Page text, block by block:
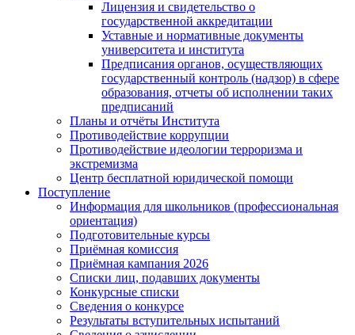
Лицензия и свидетельство о
государственной аккредитации
Уставные и нормативные документы
университета и института
Предписания органов, осуществляющих
государственный контроль (надзор) в сфере
образования, отчеты об исполнении таких
предписаний
Планы и отчёты Института
Противодействие коррупции
Противодействие идеологии терроризма и
экстремизма
Центр бесплатной юридической помощи
Поступление
Информация для школьников (профессиональная
ориентация)
Подготовительные курсы
Приёмная комиссия
Приёмная кампания 2026
Списки лиц, подавших документы
Конкурсные списки
Сведения о конкурсе
Результаты вступительных испытаний